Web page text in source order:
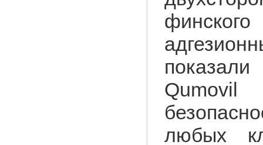
любых